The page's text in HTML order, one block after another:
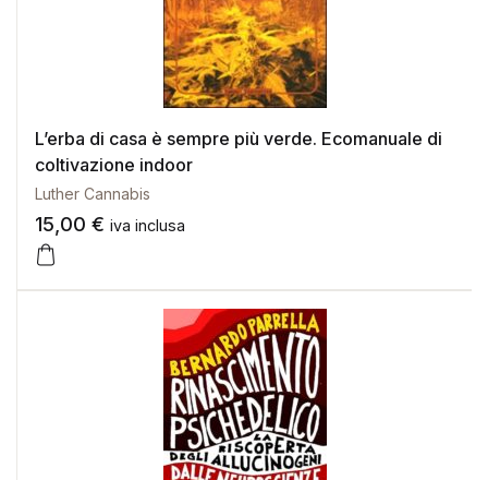
L’erba di casa è sempre più verde. Ecomanuale di
coltivazione indoor
Luther Cannabis
15,00 € iva inclusa